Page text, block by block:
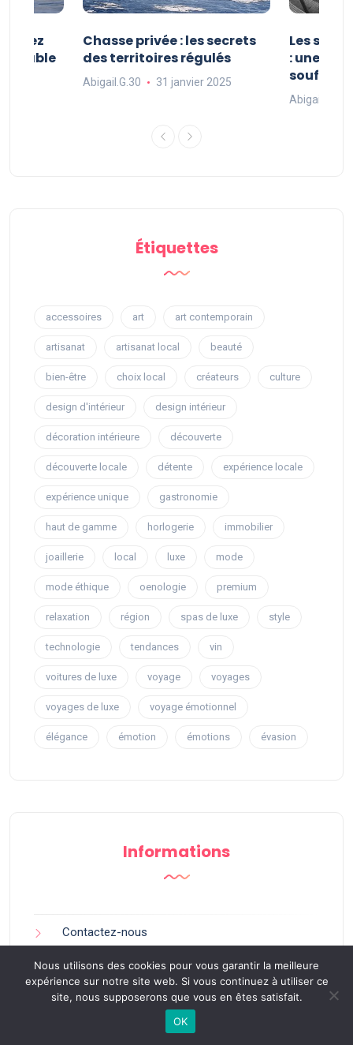
vivez
Chasse privée : les secrets
des territoires régulés
Abigail.G.30 31 janvier 2025
Les
: une
souffle
Abigail.G.30
Étiquettes
accessoires art art contemporain
artisanat artisanat local beauté
bien-être choix local créateurs culture
design d'intérieur design intérieur
décoration intérieure découverte
découverte locale détente expérience locale
expérience unique gastronomie
haut de gamme horlogerie immobilier
joaillerie local luxe mode
mode éthique oenologie premium
relaxation région spas de luxe style
technologie tendances vin
voitures de luxe voyage voyages
voyages de luxe voyage émotionnel
élégance émotion émotions évasion
Informations
Contactez-nous
Sitemap
Mentions légales
Nous utilisons des cookies pour vous garantir la meilleure
expérience sur notre site web. Si vous continuez à utiliser ce
site, nous supposerons que vous en êtes satisfait.
OK